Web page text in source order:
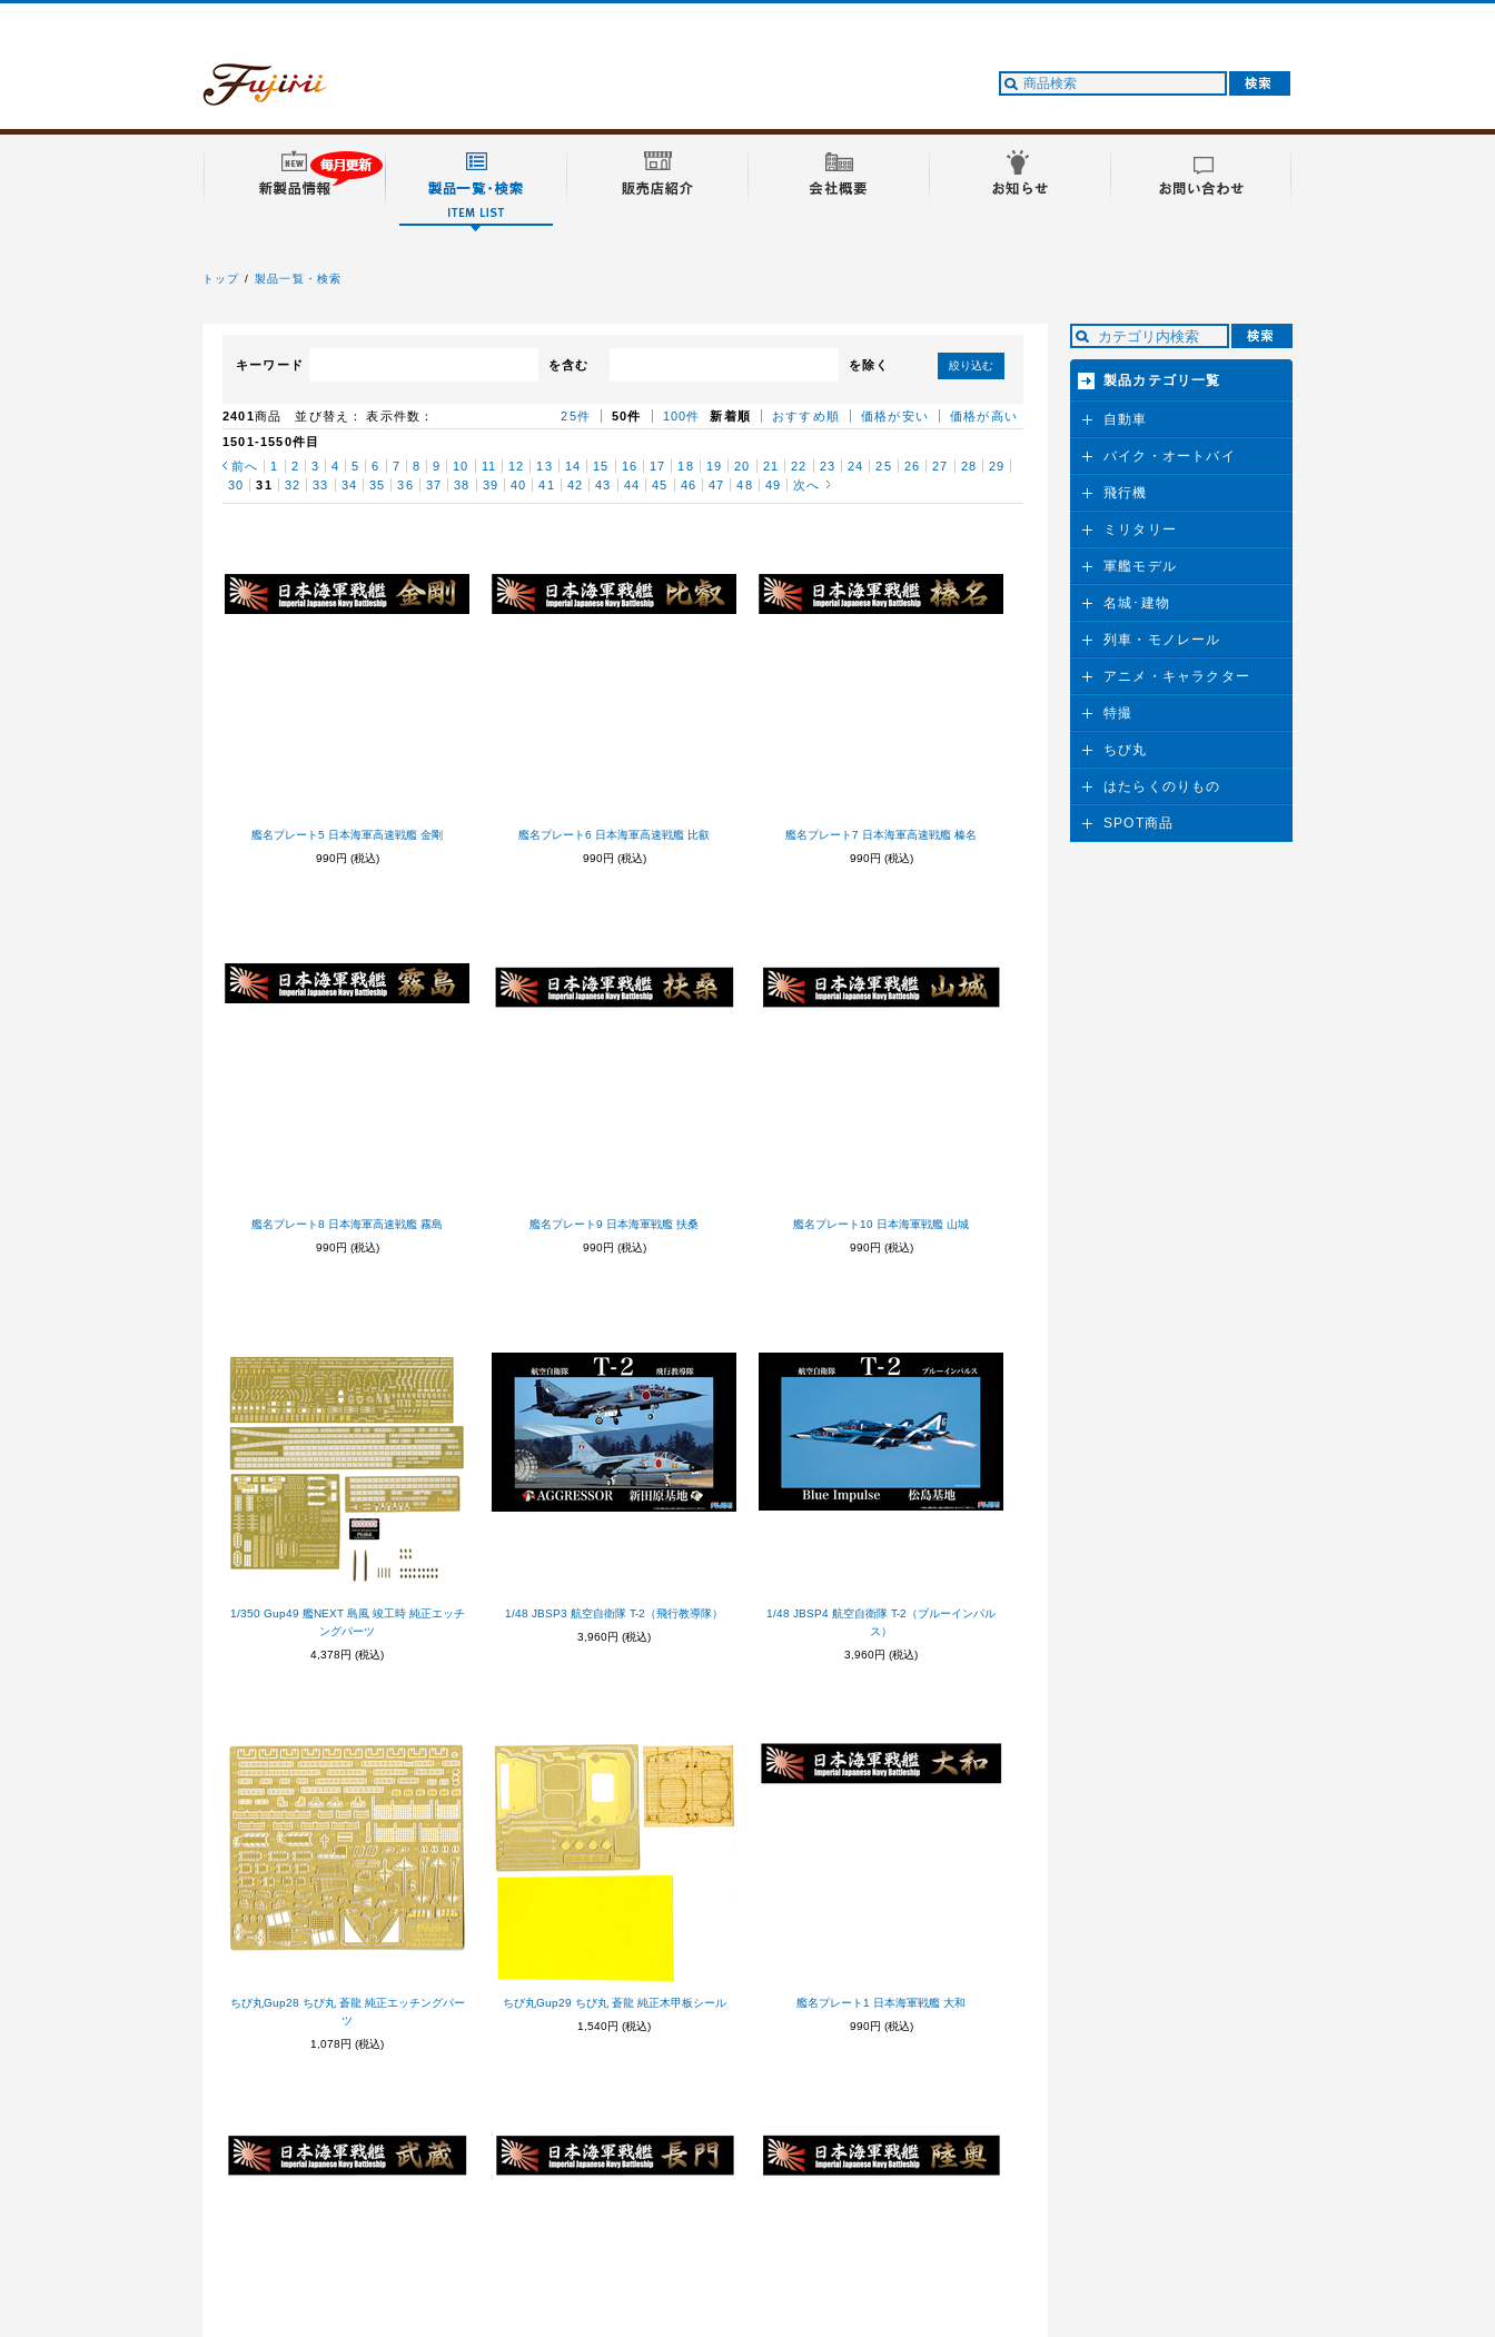
トップ 製品一覧・検索
キーワード を含む を除く 絞り込む
2401商品 並び替え： 新着順 おすすめ順 価格が安い 価格が高い
表示件数： 25件 50件
100件
1501-1550件目
前へ
1 2 3 4 5 6 7 8 9 10 11 12 13 14 15 16 17 18 19 20 21 22 23 24 25 26 27 28
29
30
31 32 33 34 35 36 37 38 39 40 41 42 43 44 45 46 47 48 49 次へ
艦名プレート5 日本海軍高速戦艦 金剛
990円 (税込)
艦名プレート6 日本海軍高速戦艦 比叡
990円 (税込)
艦名プレート7 日本海軍高速戦艦 榛名
990円 (税込)
艦名プレート8 日本海軍高速戦艦 霧島
990円 (税込)
艦名プレート9 日本海軍戦艦 扶桑
990円 (税込)
艦名プレート10 日本海軍戦艦 山城
990円 (税込)
1/350 Gup49 艦NEXT 島風 竣工時 純正エッチ
ングパーツ
4,378円 (税込)
1/48 JBSP3 航空自衛隊 T-2（飛行教導隊）
3,960円 (税込)
1/48 JBSP4 航空自衛隊 T-2（ブルーインパル
ス）
3,960円 (税込)
ちび丸Gup28 ちび丸 蒼龍 純正エッチングパー
ツ
1,078円 (税込)
ちび丸Gup29 ちび丸 蒼龍 純正木甲板シール
1,540円 (税込)
艦名プレート1 日本海軍戦艦 大和
990円 (税込)
製品カテゴリ一覧
自動車
バイク・オートバイ
飛行機
ミリタリー
軍艦モデル
名城･建物
列車・モノレール
アニメ・キャラクター
特撮
ちび丸
はたらくのりもの
SPOT商品